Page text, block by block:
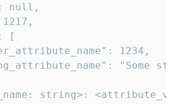
null,
[
1234,
"Some
string>: